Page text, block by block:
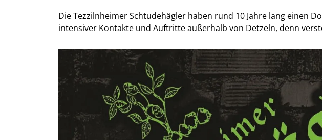
Die Tezzilnheimer Schtudehägler haben rund 10 Jahre lang einen
intensiver Kontakte und Auftritte außerhalb von Detzeln, denn